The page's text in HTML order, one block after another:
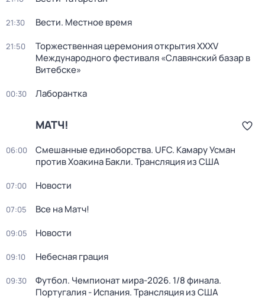
21:30 Вести. Местное время
21:50
Торжественная церемония открытия XXXV
Международного фестиваля «Славянский базар в
Витебске»
00:30 Лаборантка
МАТЧ!
06:00
Смешанные единоборства. UFC. Камару Усман
против Хоакина Бакли. Трансляция из США
07:00 Новости
07:05 Все на Матч!
09:05 Новости
09:10 Небесная грация
09:30
Футбол. Чемпионат мира-2026. 1/8 финала.
Португалия - Испания. Трансляция из США